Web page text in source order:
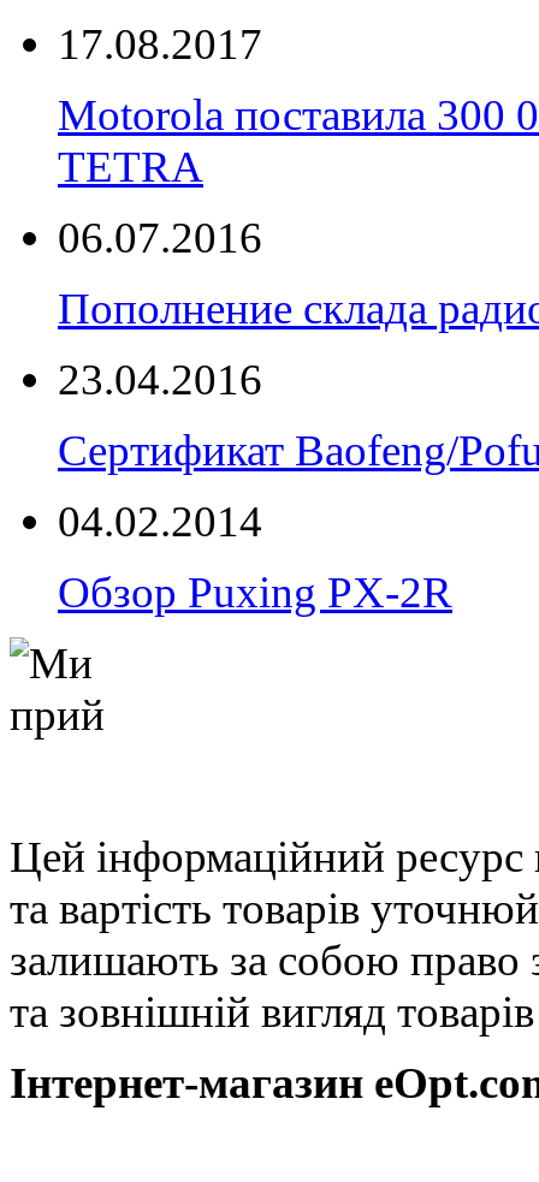
17.08.2017
Motorola поставила
TETRA
06.07.2016
Пополнение склада
23.04.2016
Сертификат Baofeng/
04.02.2014
Обзор Puxing PX-2R
Цей інформаційний
та вартість товарів
залишають за собою право
та зовнішній вигляд
Інтернет-магазин